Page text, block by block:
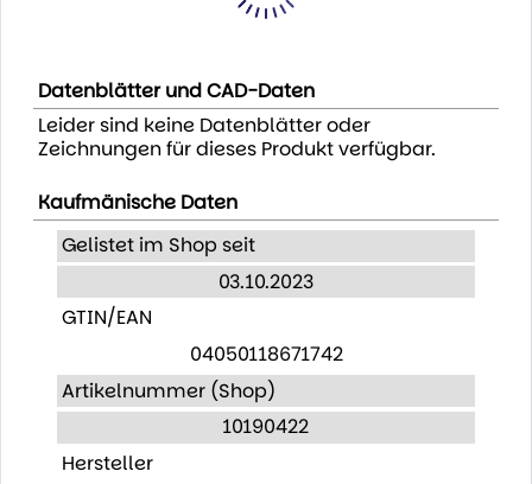
Datenblätter und CAD-Daten
Leider sind keine Datenblätter oder
Zeichnungen für dieses Produkt verfügbar.
Kaufmänische Daten
Gelistet im Shop seit
03.10.2023
GTIN/EAN
04050118671742
Artikelnummer (Shop)
10190422
Hersteller